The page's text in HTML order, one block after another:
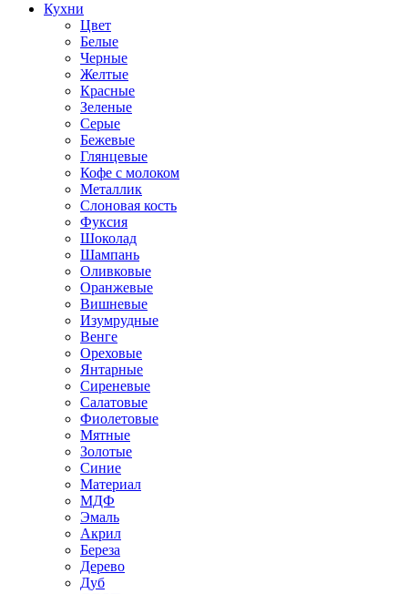
Кухни
Цвет
Белые
Черные
Желтые
Красные
Зеленые
Серые
Бежевые
Глянцевые
Кофе с молоком
Металлик
Слоновая кость
Фуксия
Шоколад
Шампань
Оливковые
Оранжевые
Вишневые
Изумрудные
Венге
Ореховые
Янтарные
Сиреневые
Салатовые
Фиолетовые
Мятные
Золотые
Синие
Материал
МДФ
Эмаль
Акрил
Береза
Дерево
Дуб